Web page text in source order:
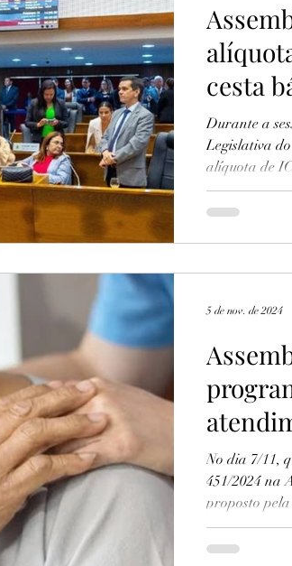
cesta
Durante a
Legislativa
alíquota de
câncer
No dia 7/11,
451/2024 na
proposto
5 de nov. de 2024